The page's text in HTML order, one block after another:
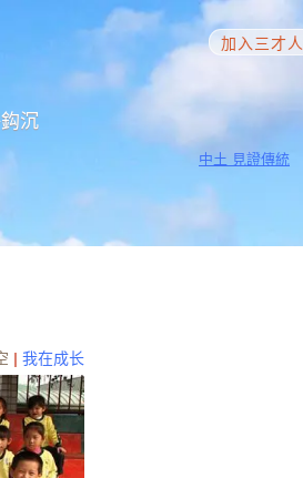
沉
加入三才人
中土 見證傳統
| 我在成长